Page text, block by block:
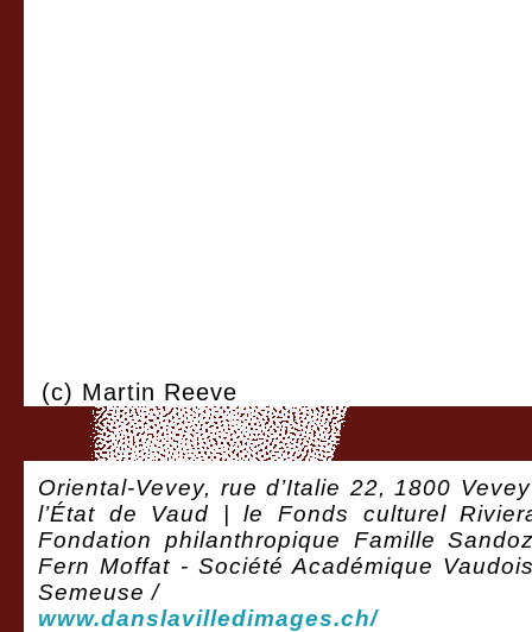
(c) Martin Reeve
Oriental-Vevey, rue d’Italie 22, 1800
l’État de Vaud | le Fonds culturel
Fondation philanthropique Famille
Fern Moffat - Société Académique
Semeuse /
www.danslavilledimages.ch/